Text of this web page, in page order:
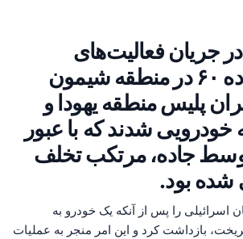
در جریان فعالیت‌های
معمول در جاده ۶۰ در منطقه شیمون
پلیس منطقه یهودا و
شدند که با عبور
جاده، مرتکب تخلف
شده بود.
اسرائیلی را پس از آنکه یک خودرو به
بازداشت کرد و این امر منجر به عملیات